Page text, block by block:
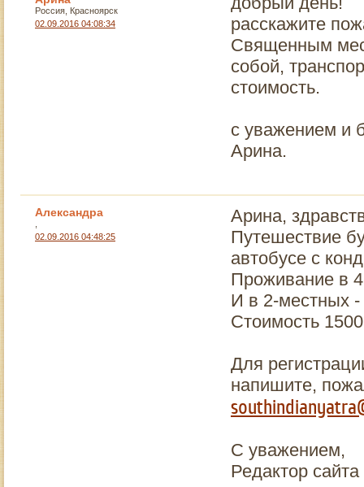
Россия, Красноярск
02.09.2016 04:08:34
расскажите
Священным
собой,
стоимость.
с уважением и
Арина.
Александра
02.09.2016 04:48:25
Арина,
Путешествие
автобусе с
Проживание в
И в 2-местных -
Стоимость
Для
напишите,
С уважением,
Редактор сайта